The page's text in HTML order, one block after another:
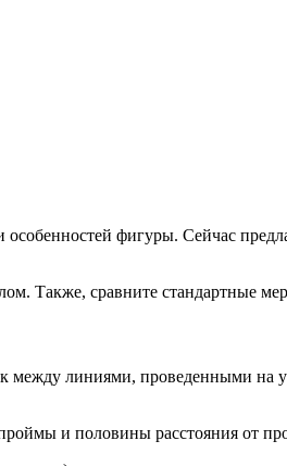
особенностей фигуры. Сейчас
Также, сравните стандартные
между линиями, проведенными
и половины расстояния от